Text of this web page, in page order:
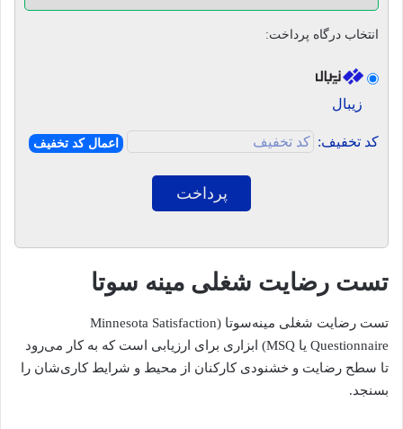
انتخاب درگاه پرداخت:
زیبال
کد تخفیف: اعمال کد تخفیف
پرداخت
تست رضایت شغلی مینه سوتا
تست رضایت شغلی مینه‌سوتا (Minnesota Satisfaction
Questionnaire یا MSQ) ابزاری برای ارزیابی است که به کار می‌رود
تا سطح رضایت و خشنودی کارکنان از محیط و شرایط کاری‌شان را
بسنجد.